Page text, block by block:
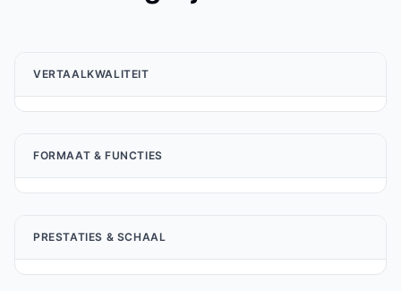
VERTAALKWALITEIT
FORMAAT & FUNCTIES
PRESTATIES & SCHAAL